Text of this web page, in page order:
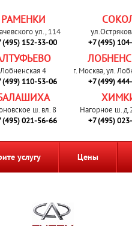
РАМЕНКИ
ул., 114
(495) 152-33-00
+7 (495)
Лобненская 4
(499) 110-53-06
г. Москва, ул.
+7 (499)
ш. вл. 8
(495) 021-56-66
Нагорное ш.
+7 (495)
услугу Цены